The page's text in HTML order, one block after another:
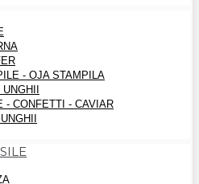
- OJA STAMPILA
- CONFETTI - CAVIAR